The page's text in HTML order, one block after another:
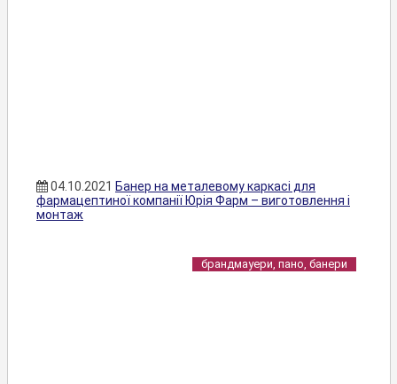
04.10.2021 Банер на металевому каркасі для
фармацептиної компанії Юрія Фарм – виготовлення і
монтаж
брандмауери, пано, банери